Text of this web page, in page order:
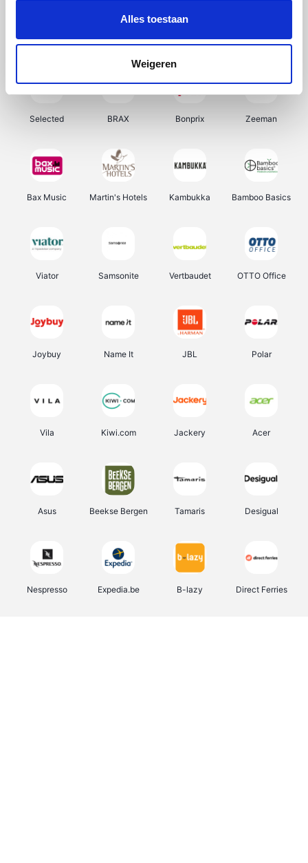
Alles toestaan
Weigeren
Samsung My Jewellery Delonghi Tennis Point
Selected BRAX Bonprix Zeeman
Bax Music Martin's Hotels Kambukka Bamboo Basics
Viator Samsonite Vertbaudet OTTO Office
Joybuy Name It JBL Polar
Vila Kiwi.com Jackery Acer
Asus Beekse Bergen Tamaris Desigual
Nespresso Expedia.be B-lazy Direct Ferries